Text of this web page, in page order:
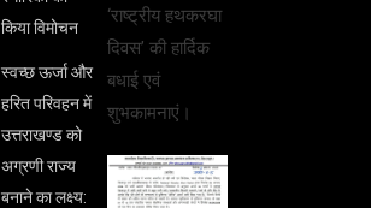
किया विमोचन
स्वच्छ ऊर्जा और
हरित परिवहन में
उत्तराखण्ड को
अग्रणी राज्य
बनाने का लक्ष्य:
‘राष्ट्रीय हथकरघा
दिवस’ की हार्दिक
बधाई एवं
शुभकामनाएं।